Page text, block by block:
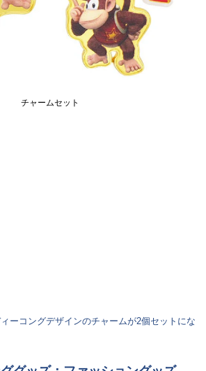
チャームセット
ーコングデザインのチャームが2個セットにな